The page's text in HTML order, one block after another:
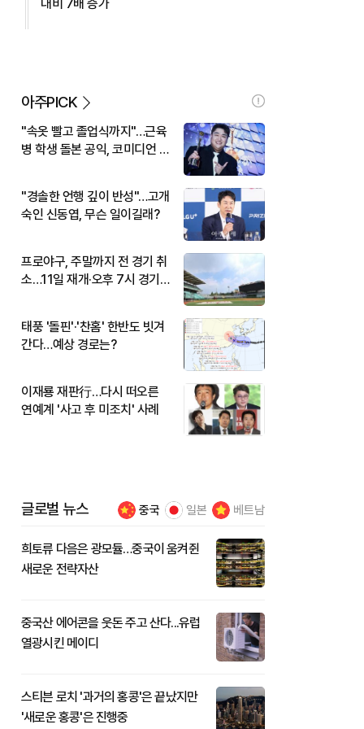
대비 7배 증가
아주PICK
"속옷 빨고 졸업식까지"…근육
병 학생 돌본 공익, 코미디언 김
"경솔한 언행 깊이 반성"…고개
숙인 신동엽, 무슨 일이길래?
프로야구, 주말까지 전 경기 취
소…11일 재개·오후 7시 경기
태풍 '돌핀'·'찬홈' 한반도 빗겨
간다…예상 경로는?
이재룡 재판行…다시 떠오른
연예계 '사고 후 미조치' 사례
글로벌 뉴스 중국 일본 베트남
희토류 다음은 광모듈…중국이 움켜쥔
새로운 전략자산
중국산 에어콘을 웃돈 주고 산다...유럽
열광시킨 메이디
스티븐 로치 '과거의 홍콩'은 끝났지만
'새로운 홍콩'은 진행중